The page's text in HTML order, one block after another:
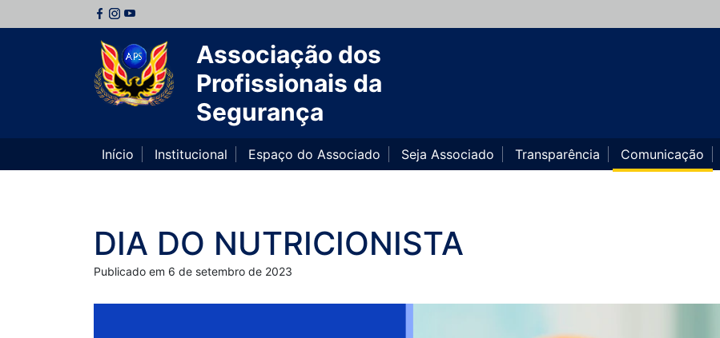
Associação dos
Profissionais da
Segurança
Início Institucional Espaço do Associado Seja Associado Transparência Comunicação
DIA DO NUTRICIONISTA
Publicado em 6 de setembro de 2023